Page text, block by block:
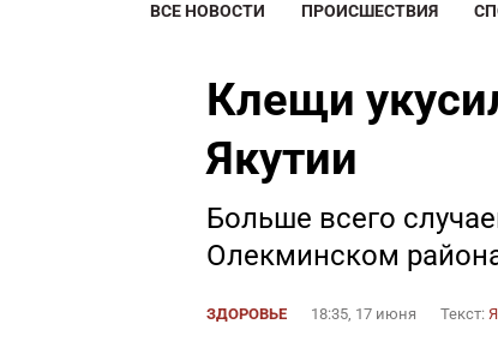
ВСЕ НОВОСТИ ПРОИСШЕСТВИЯ
Клещи
Якутии
Больше всего
Олекминском
ЗДОРОВЬЕ 18:35, 17 июня Текст: